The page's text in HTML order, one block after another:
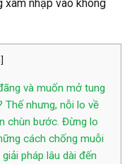
xâm nhập vào không
]
và muốn mở tung
nhưng, nỗi lo về
chùn bước. Đừng lo
cách chống muỗi
pháp lâu dài đến